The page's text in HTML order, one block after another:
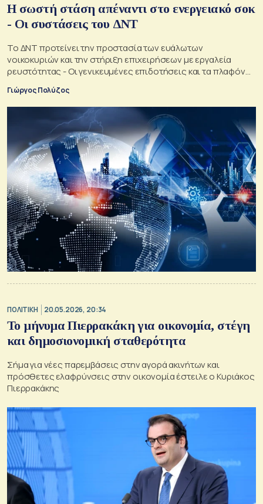
Η σωστή στάση απέναντι στο ενεργειακό σοκ
- Οι συστάσεις του ΔΝΤ
Το ΔΝΤ προτείνει την προστασία των ευάλωτων
νοικοκυριών και την στήριξη επιχειρήσεων με εργαλεία
ρευστότητας - Οι γενικευμένες επιδοτήσεις και τα πλαφόν
Γιώργος Πολύζος
ΠΟΛΙΤΙΚΗ 20.05.2026, 20:34
Το μήνυμα Πιερρακάκη για οικονομία, στέγη
και δημοσιονομική σταθερότητα
Σήμα για νέες παρεμβάσεις στην αγορά ακινήτων και
πρόσθετες ελαφρύνσεις στην οικονομία έστειλε ο Κυριάκος
Πιερρακάκης